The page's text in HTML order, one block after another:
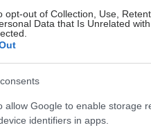
opt-out of Collection, Use,
Data that Is Unrelated
allow Google to enable storage
identifiers in apps.
Σε αυτό το στάδιο το
πέθανε για το θάνατό
άλλους ανθρώπους που
Επίσης αισθάνονται
του πένθους είναι αυτή
αρχίζει πάλι να